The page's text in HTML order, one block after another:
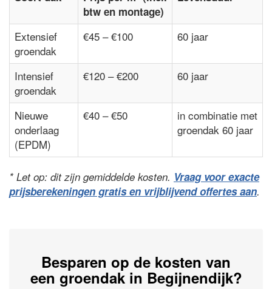
btw en montage)
Extensief
groendak
€45 – €100 60 jaar
Intensief
groendak
€120 – €200 60 jaar
Nieuwe
onderlaag
(EPDM)
€40 – €50
in combinatie met
groendak 60 jaar
* Let op: dit zijn gemiddelde kosten. Vraag voor exacte
prijsberekeningen gratis en vrijblijvend offertes aan.
Besparen op de kosten van
een groendak in Begijnendijk?